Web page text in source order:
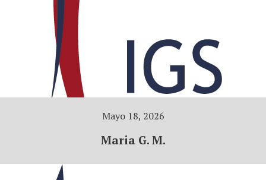
Mayo 18, 2026
Maria G. M.